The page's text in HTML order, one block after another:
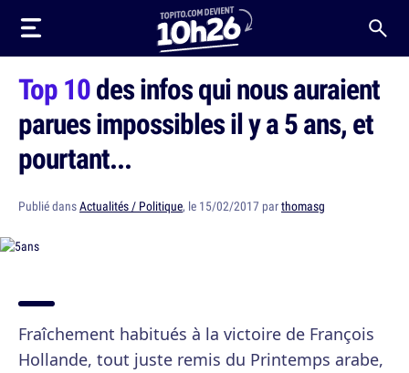
Top 10des infos qui nous auraient
parues impossibles il y a 5 ans, et
pourtant...
Publié dansActualités / Politique, le 15/02/2017 parthomasg
Fraîchement habitués à la victoire de François
Hollande, tout juste remis du Printemps arabe,